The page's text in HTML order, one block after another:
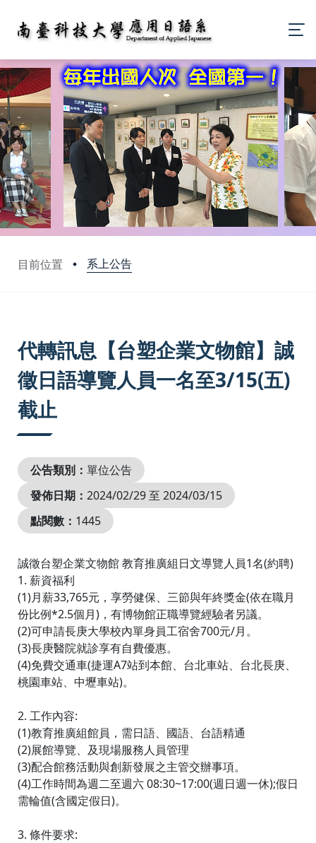
目前位置 系上公告
代轉訊息【台塑企業文物館】誠
徵日語導覽人員一名至3/15(五)
截止
公告類別： 單位公告
發佈日期： 2024/02/29 至 2024/03/15
點閱數： 1445
誠徵台塑企業文物館 教育推廣組日文導覽人員1名(約聘)
1. 薪資福利
(1)月薪33,765元，享勞健保、三節與年終獎金(依在職月
份比例*2.5個月)，有博物館正職導覽經驗者另議。
(2)可申請長庚大學校內單身員工宿舍700元/月。
(3)長庚醫院就診享有自費優惠。
(4)免費交通車(捷運A7站到本館、台北車站、台北長庚、
桃園車站、中壢車站)。
2. 工作內容:
(1)教育推廣組館員，需日語、國語、台語精通
(2)展館導覽、及現場服務人員管理
(3)配合館務活動與創新發展之主管交辦事項。
(4)工作時間為週二至週六 08:30~17:00(週日週一休);假日
需輪值(含國定假日)。
3. 條件要求: